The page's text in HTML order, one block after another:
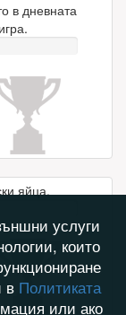
в дневната
яйца.
услуги
които
в Политиката
или ако